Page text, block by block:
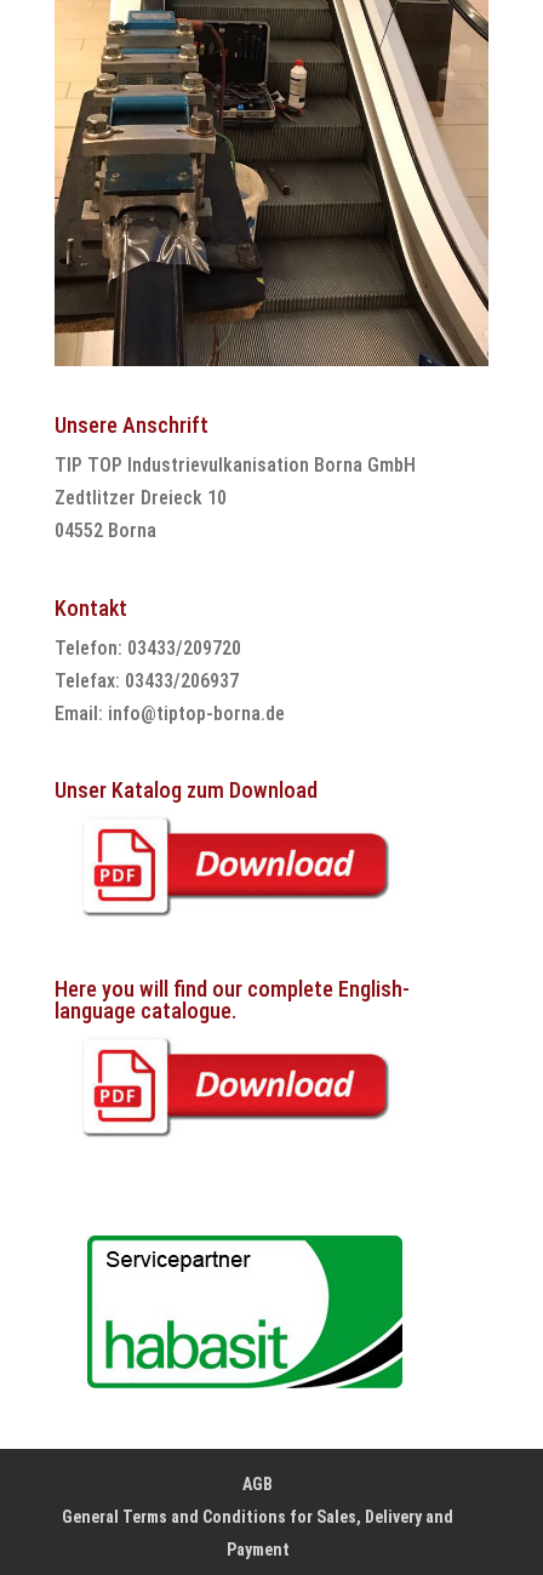
Unsere Anschrift
TIP TOP Industrievulkanisation Borna GmbH
Zedtlitzer Dreieck 10
04552 Borna
Kontakt
Telefon: 03433/209720
Telefax: 03433/206937
Email: info@tiptop-borna.de
Unser Katalog zum Download
Here you will find our complete English-
language catalogue.
AGB
General Terms and Conditions for Sales, Delivery and
Payment